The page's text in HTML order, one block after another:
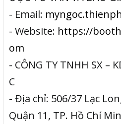
- Email:
- Website: https://
om
- CÔNG TY TNHH SX –
C
- Địa chỉ: 506/37 Lạc
Quận 11, TP. Hồ Chí